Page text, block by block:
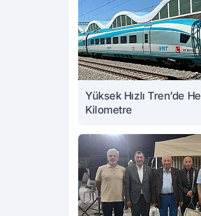
Yüksek Hızlı Tren’de
Kilometre